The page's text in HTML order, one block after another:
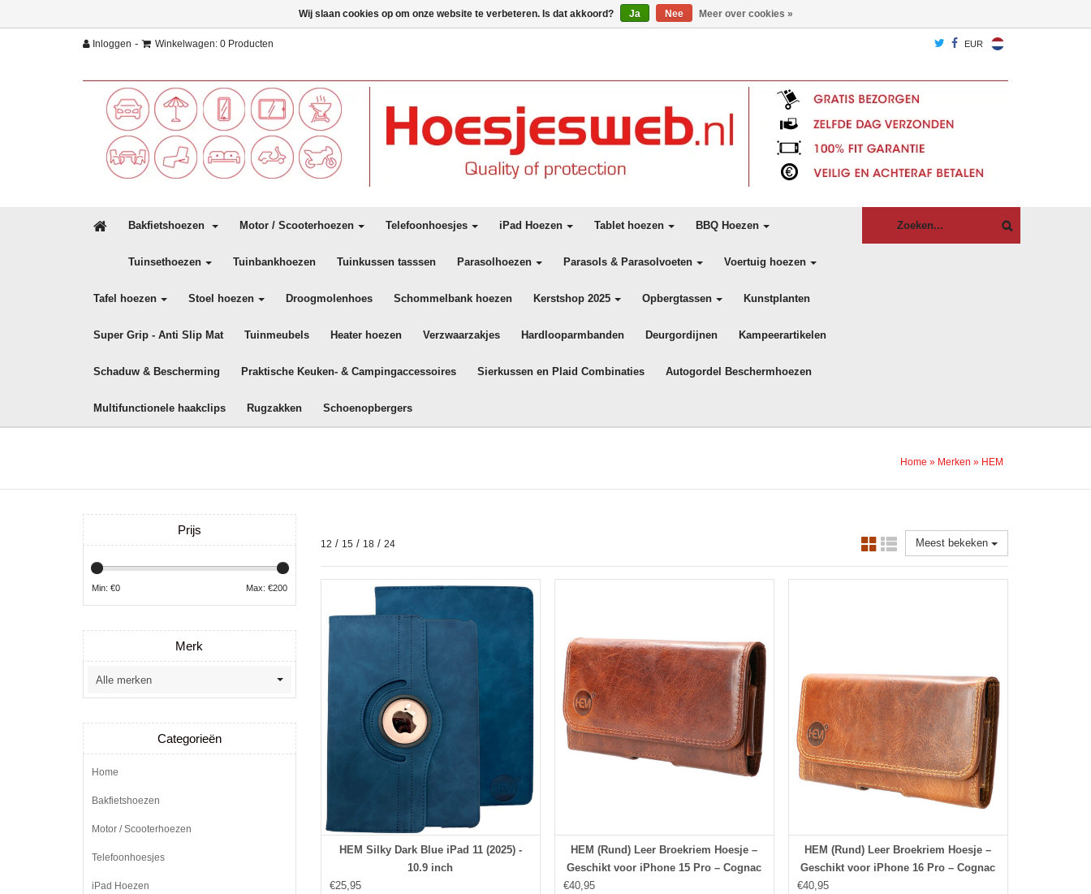
Inloggen - Winkelwagen: 0 Producten EUR
Bakfietshoezen Motor / Scooterhoezen Telefoonhoesjes iPad Hoezen Tablet hoezen BBQ Hoezen
Tuinsethoezen Tuinbankhoezen Tuinkussen tasssen Parasolhoezen Parasols & Parasolvoeten Voertuig hoezen
Tafel hoezen Stoel hoezen Droogmolenhoes Schommelbank hoezen Kerstshop 2025 Opbergtassen Kunstplanten
Super Grip - Anti Slip Mat Tuinmeubels Heater hoezen Verzwaarzakjes Hardlooparmbanden Deurgordijnen Kampeerartikelen
Schaduw & Bescherming Praktische Keuken- & Campingaccessoires Sierkussen en Plaid Combinaties Autogordel Beschermhoezen
Multifunctionele haakclips Rugzakken Schoenopbergers
Home » Merken » HEM
12 / 15 / 18/ 24 Meest bekeken
HEM Silky Dark Blue iPad 11 (2025) -
10.9 inch
€25,95
HEM (Rund) Leer Broekriem Hoesje –
Geschikt voor iPhone 15 Pro – Cognac
Bruin Broekriem Telefoonhoesje
€40,95
HEM (Rund) Leer Broekriem Hoesje –
Geschikt voor iPhone 16 Pro – Cognac
Bruin Broekriem Telefoonhoesje
€40,95
Prijs
Min: €0 Max: €200
Merk
Categorieën
Home
Bakfietshoezen
Motor / Scooterhoezen
Telefoonhoesjes
iPad Hoezen
Wij slaan cookies op om onze website te verbeteren. Is dat akkoord? Ja Nee Meer over cookies »